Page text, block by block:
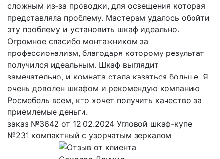
сложным из-за проводки, для освещения которая
представляла проблему. Мастерам удалось обойти
эту проблему и установить шкаф идеально.
Огромное спасибо монтажником за
профессионализм, благодаря которому результат
получился идеальным. Шкаф выглядит
замечательно, и комната стала казаться больше. Я
очень доволен шкафом и рекомендую компанию
Росмебель всем, кто хочет получить качество за
приемлемые деньги.
заказ №3642 от 12.02.2024 Угловой шкаф-купе
№231 компактный с узорчатым зеркалом